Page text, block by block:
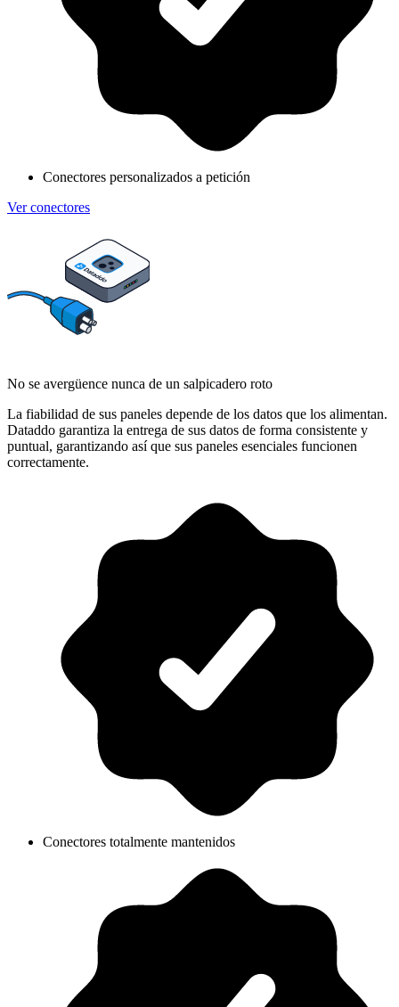
Conectores personalizados a petición
Ver conectores
No se avergüence nunca de un salpicadero roto
La fiabilidad de sus paneles depende de los datos que los alimentan.
Dataddo garantiza la entrega de sus datos de forma consistente y
puntual, garantizando así que sus paneles esenciales funcionen
correctamente.
Conectores totalmente mantenidos